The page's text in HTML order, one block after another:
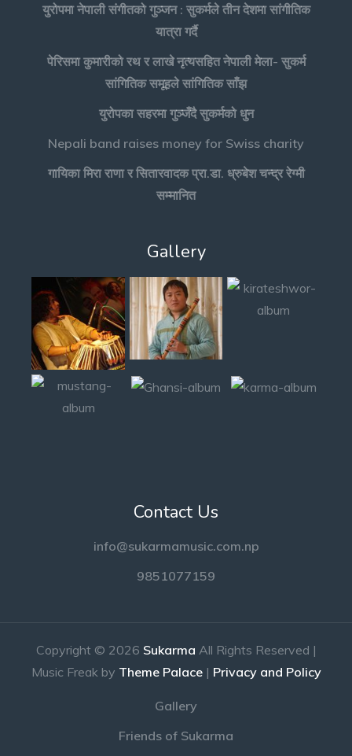
युरोपमा नेपाली संगीतको गुञ्जन : सुकर्मले तीन देशमा सांगीतिक
यात्रा गर्दै
पेरिसमा कुमारीको रथ र लाखे नृत्यसहित नेपाली मेला- सुकर्म
सांगितिक समूहले सांगितिक साँझ
युरोपका सहरमा गुञ्जँदै सुकर्मको धुन
Nepali band raises money for Swiss charity
गायिका मिरा राणा र सितारवादक प्रा.डा. ध्रुबेश चन्द्र रेग्मी
सम्मानित
Gallery
Contact Us
info@sukarmamusic.com.np
9851077159
Copyright © 2026 Sukarma All Rights Reserved |
Music Freak by Theme Palace| Privacy and Policy
Gallery
Friends of Sukarma